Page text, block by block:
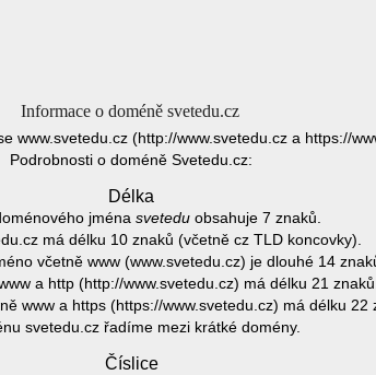
Informace o doméně svetedu.cz
www.svetedu.cz (http://www.svetedu.cz a https://
Podrobnosti o doméně Svetedu.cz:
Délka
jména sveteduobsahuje 7 znaků.
má délku 10 znaků (včetně cz TLD koncovky).
včetně www (www.svetedu.cz) je dlouhé 14
a http (http://www.svetedu.cz) má délku 21 znaků.
www a https (https://www.svetedu.cz) má délku 22
svetedu.cz řadíme mezi krátké domény.
Číslice